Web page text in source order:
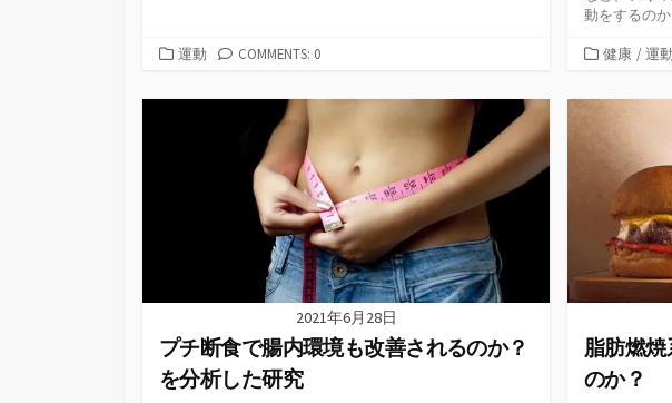
カ
ゴ
運動 COMMENTS: 0
動をするの
カ
ゴ
健康 / 運動
2021年6月28日
プチ断食で腸内環境も改善されるのか？
を分析した研究
脂肪燃
のか？